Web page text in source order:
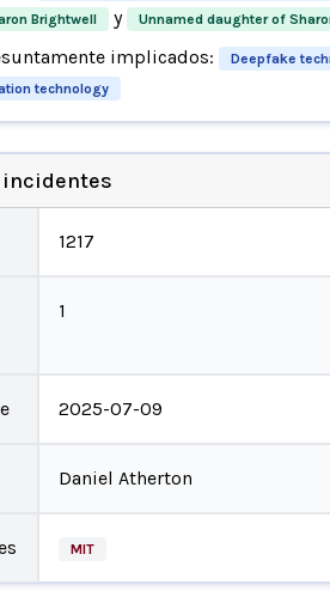
Brightwell y Unnamed daughter of
implicados:
Deepfake
technology
1217
1
2025-07-09
Daniel Atherton
MIT